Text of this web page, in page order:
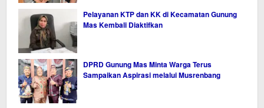
Pelayanan KTP dan KK di Kecamatan Gunung
Mas Kembali Diaktifkan
DPRD Gunung Mas Minta Warga Terus
Sampaikan Aspirasi melalui Musrenbang